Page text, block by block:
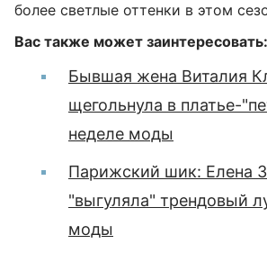
более светлые оттенки в этом
Вас также может заинтересовать:
Бывшая жена Виталия
щегольнула в платье-
неделе моды
Парижский шик: Елена
"выгуляла" трендовый
моды